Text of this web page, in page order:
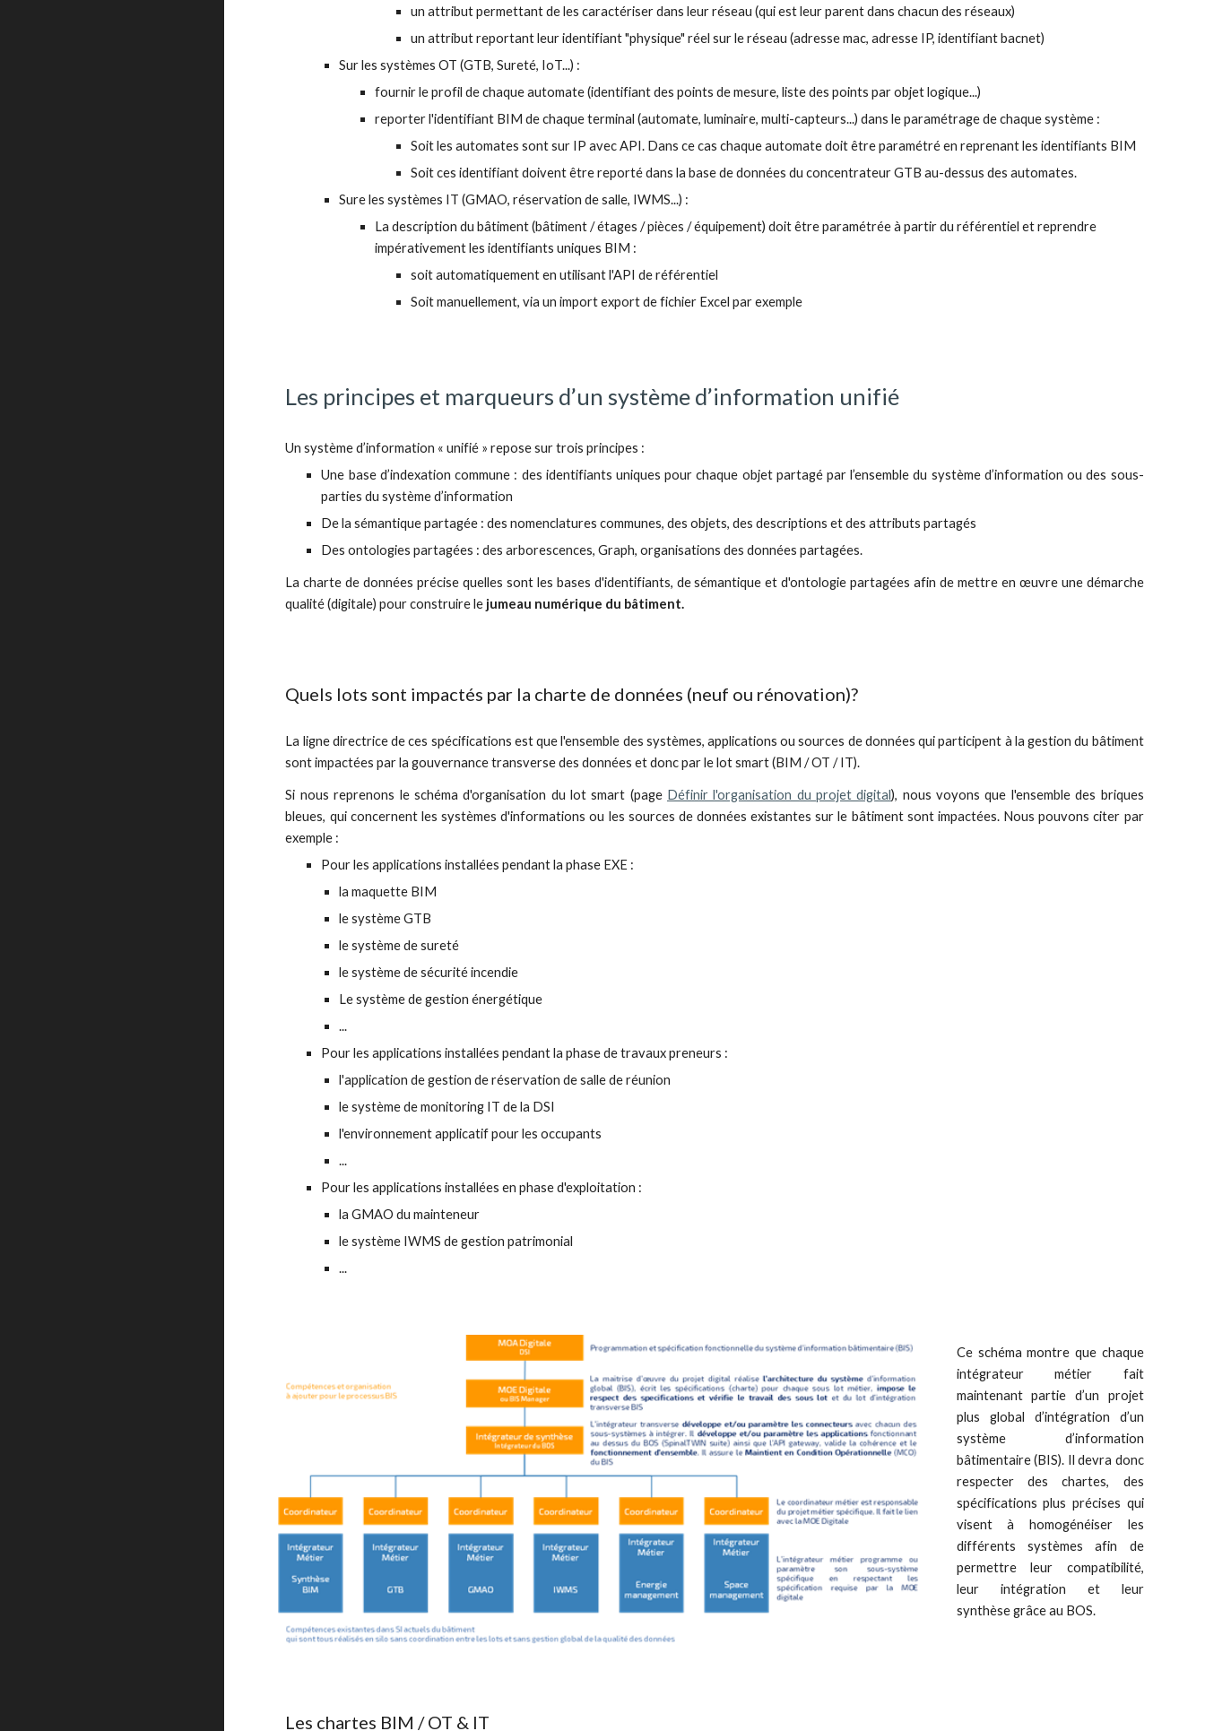
un attribut permettant de les caractériser dans leur réseau (qui est leur parent dans chacun des réseaux)
un attribut reportant leur identifiant "physique" réel sur le réseau (adresse mac, adresse IP, identifiant bacnet)
Sur les systèmes OT (GTB, Sureté, IoT...) :
fournir le profil de chaque automate (identifiant des points de mesure, liste des points par objet logique...)
reporter l'identifiant BIM de chaque terminal (automate, luminaire, multi-capteurs...) dans le paramétrage de chaque système :
Soit les automates sont sur IP avec API. Dans ce cas chaque automate doit être paramétré en reprenant les identifiants BIM
Soit ces identifiant doivent être reporté dans la base de données du concentrateur GTB au-dessus des automates.
Sure les systèmes IT (GMAO, réservation de salle, IWMS...) :
La description du bâtiment (bâtiment / étages / pièces / équipement) doit être paramétrée à partir du référentiel et reprendre
impérativement les identifiants uniques BIM :
soit automatiquement en utilisant l'API de référentiel
Soit manuellement, via un import export de fichier Excel par exemple
Les principes et marqueurs d’un système d’information unifié
Un système d’information « unifié » repose sur trois principes :
Une base d’indexation commune : des identifiants uniques pour chaque objet partagé par l’ensemble du système d’information ou des sous-
parties du système d’information
De la sémantique partagée : des nomenclatures communes, des objets, des descriptions et des attributs partagés
Des ontologies partagées : des arborescences,Graph, organisations des données partagées.
La charte de données précise quelles sont les bases d'identifiants, de sémantique et d'ontologie partagées afin de mettre en œuvre une démarche
qualité (digitale) pour construire le jumeau numérique du bâtiment.
Quels lots sont impactés par la charte de données (neuf ou rénovation)?
La ligne directrice de ces spécifications est que l'ensemble des systèmes, applications ou sources de données qui participent à la gestion du bâtiment
sont impactées par la gouvernance transverse des données et donc par le lot smart (BIM / OT / IT).
Si nous reprenons le schéma d'organisation du lot smart (page Définir l'organisation du projet digital), nous voyons que l'ensemble des briques
bleues, qui concernent les systèmes d'informations ou les sources de données existantes sur le bâtiment sont impactées. Nous pouvons citer par
exemple :
Pour les applications installées pendant la phase EXE :
la maquette BIM
le système GTB
le système de sureté
le système de sécurité incendie
Le système de gestion énergétique
...
Pour les applications installées pendant la phase de travaux preneurs :
l'application de gestion de réservation de salle de réunion
le système de monitoring IT de la DSI
l'environnement applicatif pour les occupants
...
Pour les applications installées en phase d'exploitation :
la GMAO du mainteneur
le système IWMS de gestion patrimonial
...
Ce schéma montre que chaque
intégrateur métier fait
maintenant partie d’un projet
plus global d’intégration d’un
système d’information
bâtimentaire (BIS). Il devra donc
respecter des chartes, des
spécifications plus précises qui
visent à homogénéiser les
différents systèmes afin de
permettre leur compatibilité,
leur intégration et leur
synthèse grâce au BOS.
Les chartes BIM / OT & IT